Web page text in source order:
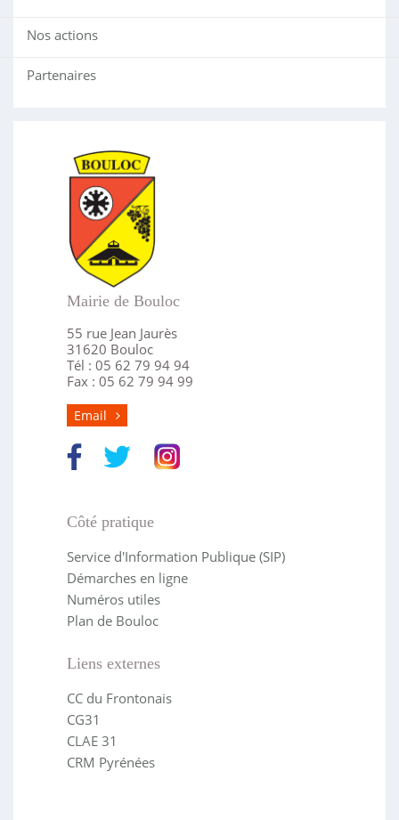
Nos actions
Partenaires
Mairie de Bouloc
55 rue Jean Jaurès
31620 Bouloc
Tél : 05 62 79 94 94
Fax : 05 62 79 94 99
Email
Côté pratique
Service d'Information Publique (SIP)
Démarches en ligne
Numéros utiles
Plan de Bouloc
Liens externes
CC du Frontonais
CG31
CLAE 31
CRM Pyrénées